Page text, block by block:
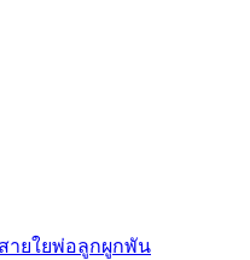
ายใยพ่อลูกผูกพัน